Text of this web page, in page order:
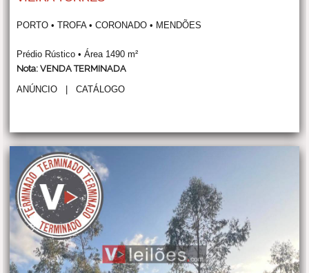
PORTO • TROFA • CORONADO • MENDÕES
Prédio Rústico • Área 1490 m²
Nota: VENDA TERMINADA
ANÚNCIO |CATÁLOGO